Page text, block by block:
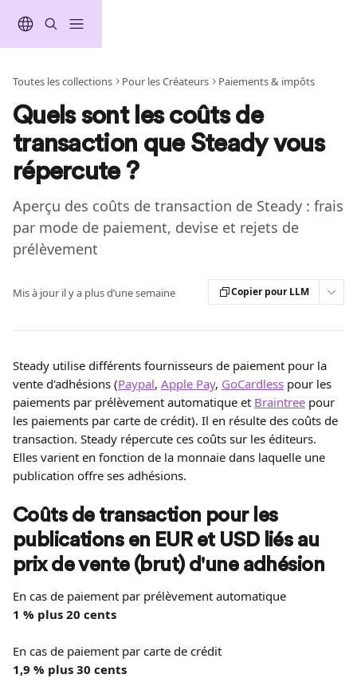
Toutes les collections Pour les Créateurs Paiements & impôts
Quels sont les coûts de
transaction que Steady vous
répercute ?
Aperçu des coûts de transaction de Steady : frais
par mode de paiement, devise et rejets de
prélèvement
Mis à jour il y a plus d’une semaine Copier pour LLM
Steady utilise différents fournisseurs de paiement pour la
vente d'adhésions (Paypal, Apple Pay, GoCardless pour les
paiements par prélèvement automatique et Braintree pour
les paiements par carte de crédit). Il en résulte des coûts de
transaction. Steady répercute ces coûts sur les éditeurs.
Elles varient en fonction de la monnaie dans laquelle une
publication offre ses adhésions.
Coûts de transaction pour les
publications en EUR et USD liés au
prix de vente (brut) d'une adhésion
En cas de paiement par prélèvement automatique
1 % plus 20 cents
En cas de paiement par carte de crédit
1,9 % plus 30 cents